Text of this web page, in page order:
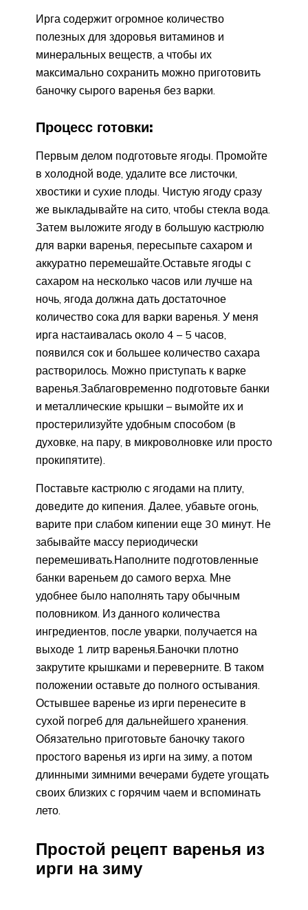
Ирга содержит огромное количество
полезных для здоровья витаминов и
минеральных веществ, а чтобы их
максимально сохранить можно приготовить
баночку сырого варенья без варки.
Процесс готовки:
Первым делом подготовьте ягоды. Промойте
в холодной воде, удалите все листочки,
хвостики и сухие плоды. Чистую ягоду сразу
же выкладывайте на сито, чтобы стекла вода.
Затем выложите ягоду в большую кастрюлю
для варки варенья, пересыпьте сахаром и
аккуратно перемешайте.Оставьте ягоды с
сахаром на несколько часов или лучше на
ночь, ягода должна дать достаточное
количество сока для варки варенья. У меня
ирга настаивалась около 4 – 5 часов,
появился сок и большее количество сахара
растворилось. Можно приступать к варке
варенья.Заблаговременно подготовьте банки
и металлические крышки – вымойте их и
простерилизуйте удобным способом (в
духовке, на пару, в микроволновке или просто
прокипятите).
Поставьте кастрюлю с ягодами на плиту,
доведите до кипения. Далее, убавьте огонь,
варите при слабом кипении еще 30 минут. Не
забывайте массу периодически
перемешивать.Наполните подготовленные
банки вареньем до самого верха. Мне
удобнее было наполнять тару обычным
половником. Из данного количества
ингредиентов, после уварки, получается на
выходе 1 литр варенья.Баночки плотно
закрутите крышками и переверните. В таком
положении оставьте до полного остывания.
Остывшее варенье из ирги перенесите в
сухой погреб для дальнейшего хранения.
Обязательно приготовьте баночку такого
простого варенья из ирги на зиму, а потом
длинными зимними вечерами будете угощать
своих близких с горячим чаем и вспоминать
лето.
Простой рецепт варенья из
ирги на зиму